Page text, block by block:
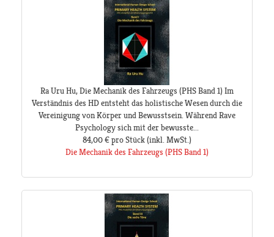
Ra Uru Hu, Die Mechanik des Fahrzeugs (PHS Band 1) Im
Verständnis des HD entsteht das holistische Wesen durch die
Vereinigung von Körper und Bewusstsein. Während Rave
Psychology sich mit der bewusste...
84,00 €pro Stück(inkl. MwSt.)
Die Mechanik des Fahrzeugs (PHS Band 1)